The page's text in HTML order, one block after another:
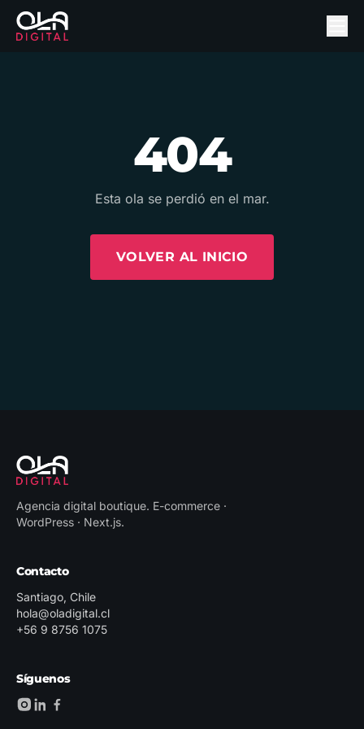
404
Esta ola se perdió en el mar.
VOLVER AL INICIO
Agencia digital boutique. E-commerce ·
WordPress · Next.js.
Contacto
Santiago, Chile
hola@oladigital.cl
+56 9 8756 1075
Síguenos